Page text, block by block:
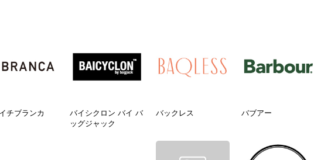
チブランカ
バイシクロン バイ バ
ッグジャック
バックレス バブアー